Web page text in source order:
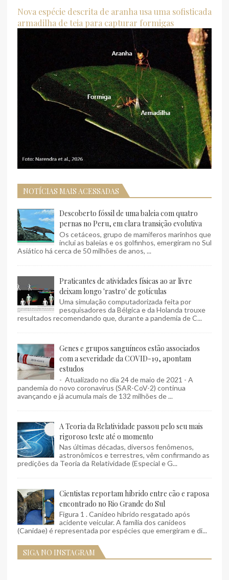
Nova espécie descrita de aranha usa uma sofisticada
armadilha de teia para capturar formigas
NOTÍCIAS MAIS ACESSADAS
Descoberto fóssil de uma baleia com quatro
pernas no Peru, em clara transição evolutiva
Os cetáceos, grupo de mamíferos marinhos que
inclui as baleias e os golfinhos, emergiram no Sul
Asiático há cerca de 50 milhões de anos, ...
Praticantes de atividades físicas ao ar livre
deixam longo 'rastro' de gotículas
Uma simulação computadorizada feita por
pesquisadores da Bélgica e da Holanda trouxe
resultados recomendando que, durante a pandemia de C...
Genes e grupos sanguíneos estão associados
com a severidade da COVID-19, apontam
estudos
- Atualizado no dia 24 de maio de 2021 - A
pandemia do novo coronavírus (SAR-CoV-2) continua
avançando e já acumula mais de 132 milhões de ...
A Teoria da Relatividade passou pelo seu mais
rigoroso teste até o momento
Nas últimas décadas, diversos fenômenos,
astronômicos e terrestres, vêm confirmando as
predições da Teoria da Relatividade (Especial e G...
Cientistas reportam híbrido entre cão e raposa
encontrado no Rio Grande do Sul
Figura 1 . Canídeo híbrido resgatado após
acidente veicular. A família dos canídeos
(Canidae) é representada por espécies que emergiram e di...
SIGA NO INSTAGRAM